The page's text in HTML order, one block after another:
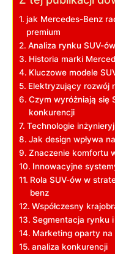
jak Mercedes-Benz
premium
Analiza rynku SUV-
Historia marki
Kluczowe modele
Elektryzujący rozwój
Czym wyróżniają się
konkurencji
Technologie
Jak design wpływa
Znaczenie komfortu
Innowacyjne
Rola SUV-ów w
benz
Współczesny
Segmentacja rynku
Marketing oparty
analiza konkurencji